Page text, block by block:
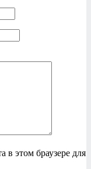
в этом браузере для